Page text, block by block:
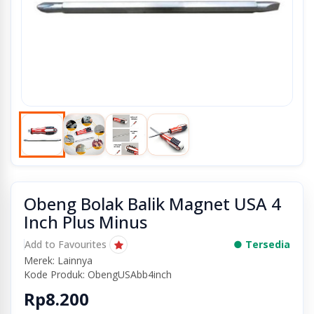
Obeng Bolak Balik Magnet USA 4
Inch Plus Minus
Add to Favourites
● Tersedia
Merek: Lainnya
Kode Produk: ObengUSAbb4inch
Rp8.200